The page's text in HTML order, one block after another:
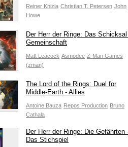
Reiner Knizia Christian T. Petersen John
Howe
Der Herr der Ringe: Das
Gemeinschaft
Matt Leacock Asmodee Z-Man Games
(zman)
The Lord of the Rings: Duel for
Middle-Earth - Allies
Antoine Bauza Repos Production Bruno
Cathala
Der Herr der Ringe: Die Gefährten
Das Stichspiel